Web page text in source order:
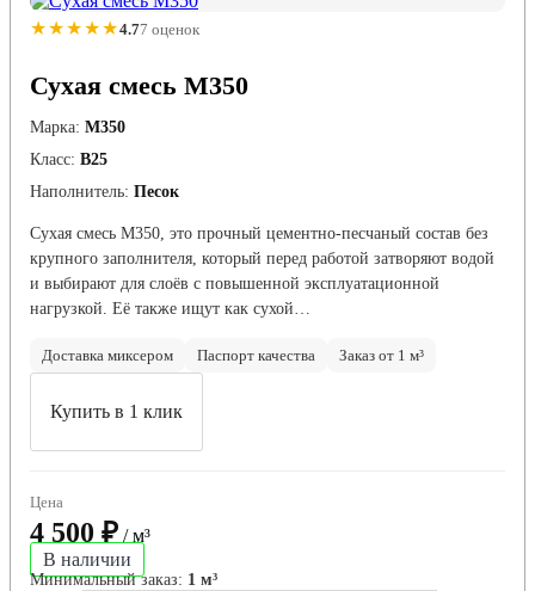
★★★★★4.77 оценок
Сухая смесь М350
Марка: М350
Класс: В25
Наполнитель: Песок
Сухая смесь М350, это прочный цементно-песчаный состав без
крупного заполнителя, который перед работой затворяют водой
и выбирают для слоёв с повышенной эксплуатационной
нагрузкой. Её также ищут как сухой…
Доставка миксером Паспорт качества Заказ от 1 м³
Купить в 1 клик
Цена
4 500 ₽ / м³
В наличии
Минимальный заказ: 1 м³